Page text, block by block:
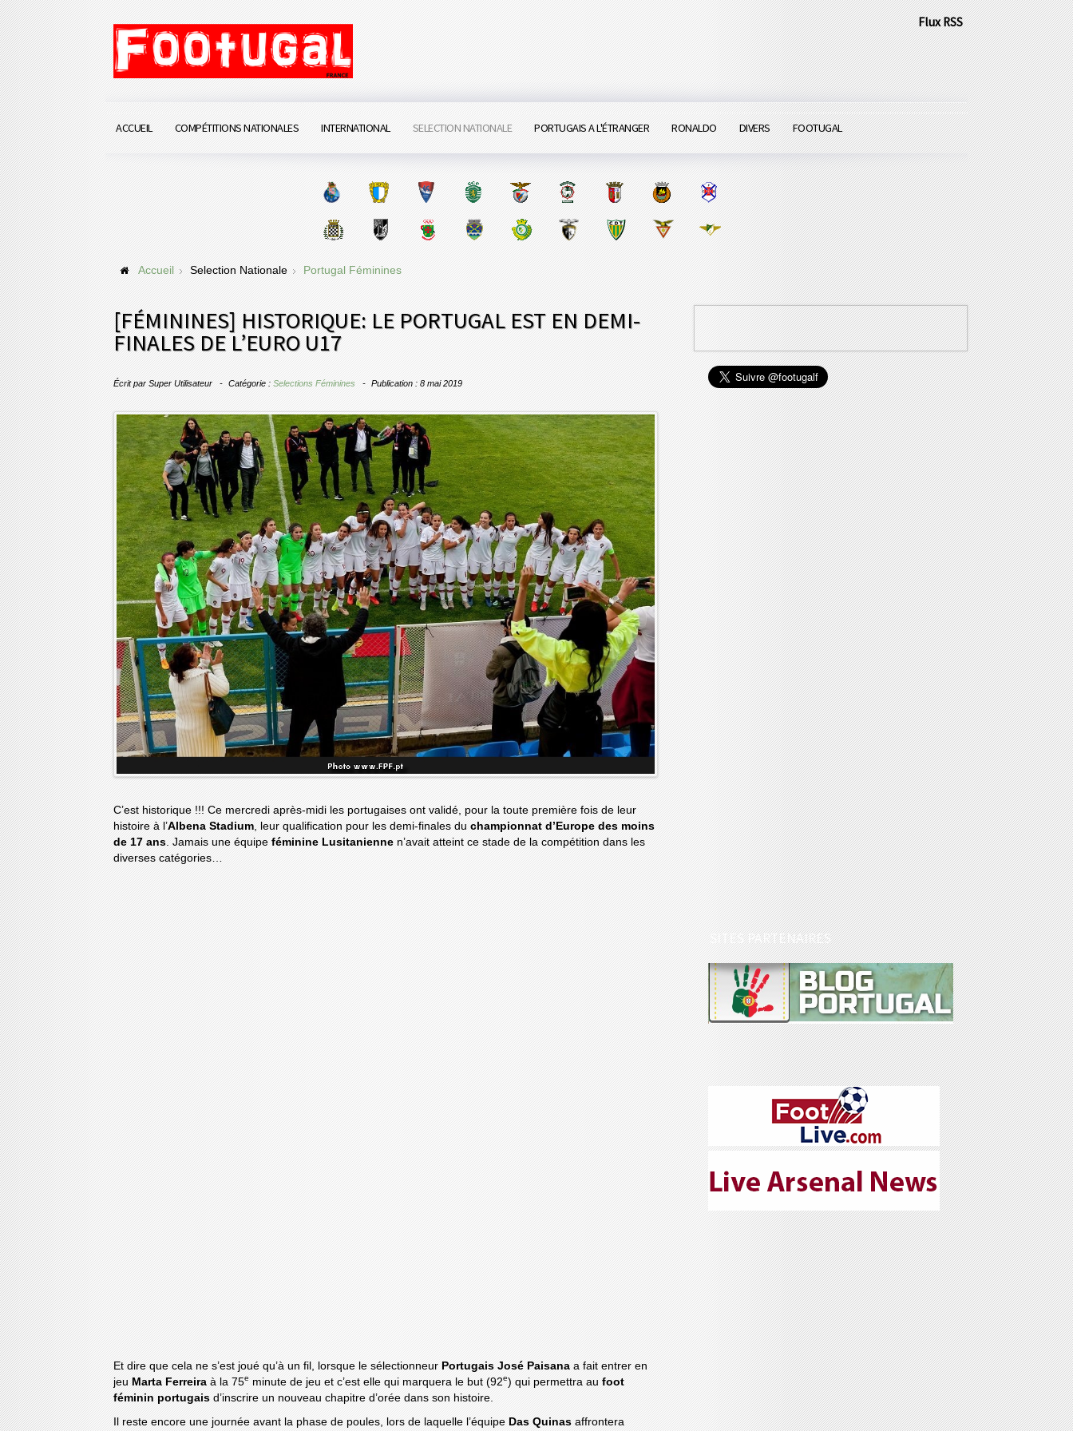
Flux RSS
ACCUEIL COMPÉTITIONS NATIONALES INTERNATIONAL SELECTION NATIONALE PORTUGAIS A L'ÉTRANGER RONALDO DIVERS FOOTUGAL
Accueil Selection Nationale Portugal Féminines
[FÉMININES] HISTORIQUE: LE PORTUGAL EST EN DEMI-
FINALES DE L’EURO U17
Écrit par Super Utilisateur Catégorie : Selections Féminines Publication : 8 mai 2019
C’est historique !!! Ce mercredi après-midi les portugaises ont validé, pour la toute première fois de leur
histoire à l’Albena Stadium , leur qualification pour les demi-finales du championnat d’Europe des moins
de 17 ans . Jamais une équipe féminine Lusitanienne n’avait atteint ce stade de la compétition dans les
diverses catégories…
Et dire que cela ne s’est joué qu’à un fil, lorsque le sélectionneur Portugais José Paisana a fait entrer en
jeu Marta Ferreira à la 75e minute de jeu et c’est elle qui marquera le but (92e) qui permettra au foot
féminin portugais d’inscrire un nouveau chapitre d’orée dans son histoire.
Il reste encore une journée avant la phase de poules, lors de laquelle l’équipe Das Quinas affrontera
SITES PARTENAIRES